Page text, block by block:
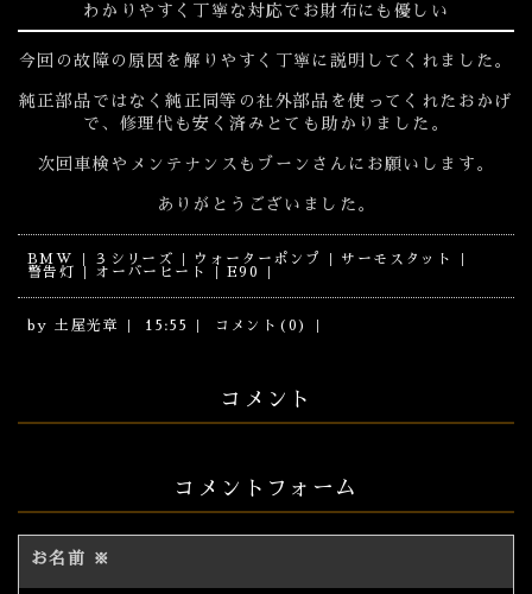
わかりやすく丁寧な対応でお財布にも優しい
今回の故障の原因を解りやすく丁寧に説明してくれました。
純正部品ではなく純正同等の社外部品を使ってくれたおかげ
で、修理代も安く済みとても助かりました。
次回車検やメンテナンスもブーンさんにお願いします。
ありがとうございました。
BMW ３シリーズ ウォーターポンプ
サーモスタット
警告灯
オーバーヒート E90
by 土屋光章 15:55 コメント(0)
コメント
コメントフォーム
お名前 ※